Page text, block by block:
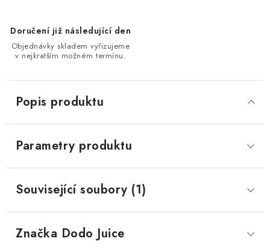
Doručení již následující den
Objednávky skladem vyřizujeme
v nejkratším možném termínu.
Popis produktu
Parametry produktu
Související soubory (1)
Značka Dodo Juice